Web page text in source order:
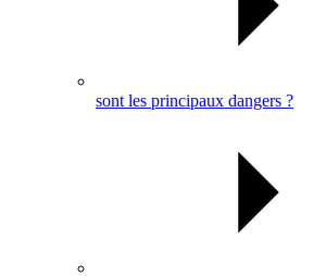
sont les principaux dangers ?